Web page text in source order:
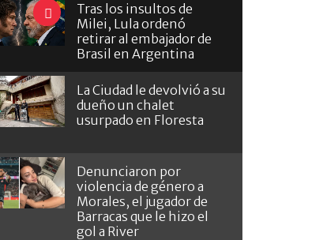
Tras los insultos de
Milei, Lula ordenó
retirar al embajador de
Brasil en Argentina
La Ciudad le devolvió a su
dueño un chalet
usurpado en Floresta
Denunciaron por
violencia de género a
Morales, el jugador de
Barracas que le hizo el
gol a River